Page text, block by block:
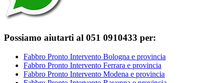
Possiamo aiutarti al 051 0910433 per:
Fabbro Pronto Intervento Bologna e provincia
Fabbro Pronto Intervento Ferrara e provincia
Fabbro Pronto Intervento Modena e provincia